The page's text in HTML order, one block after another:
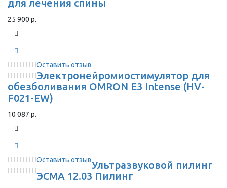
для лечения спины
25 900 р.
Оставить отзыв
Электронейромиостимулятор для
обезболивания OMRON Е3 Intense (HV-
F021-EW)
10 087 р.
Оставить отзывУльтразвуковой пилинг
ЭСМА 12.03 Пилинг